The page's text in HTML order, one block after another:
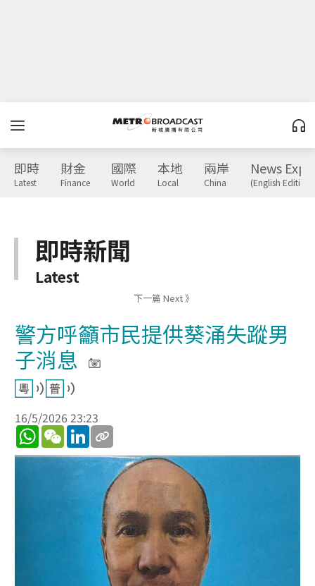
即時
Latest
財金
Finance
國際
World
本地
Local
兩岸
China
News
(English Edition)
即時新聞
Latest
下一篇 Next 》
警方呼籲市民提供葵涌失蹤男
子消息
16/5/2026 23:23
WhatsApp
WeChatLinkedIn